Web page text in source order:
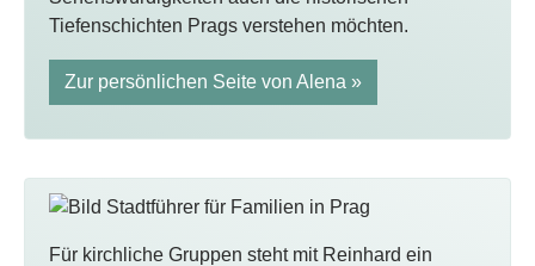
Tiefenschichten Prags verstehen möchten.
Zur persönlichen Seite von Alena »
Für kirchliche Gruppen steht mit Reinhard ein